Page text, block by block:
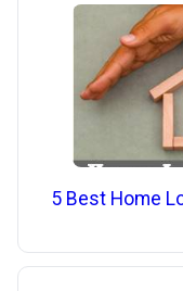
5 Best Home